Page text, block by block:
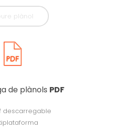
plànol
de plànols PDF
descarregable